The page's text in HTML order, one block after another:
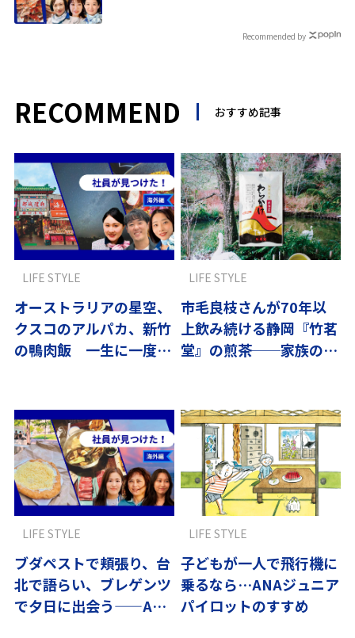
Recommended by
RECOMMEND おすすめ記事
オーストラリアの星空、
クスコのアルパカ、新竹
の鴨肉飯 一生に一度は
LIFE STYLE
市毛良枝さんが70年以
上飲み続ける静岡『竹茗
堂』の煎茶──家族の記
LIFE STYLE
ブダペストで頬張り、台
北で語らい、ブレゲンツ
で夕日に出会う——ANA
LIFE STYLE
子どもが一人で飛行機に
乗るなら…ANAジュニア
パイロットのすすめ
LIFE STYLE